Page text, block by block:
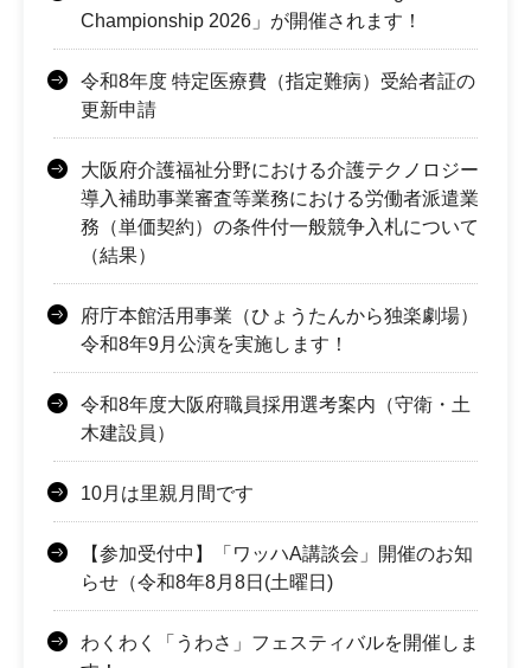
Championship 2026」が開催されます！
令和8年度 特定医療費（指定難病）受給者証の
更新申請
大阪府介護福祉分野における介護テクノロジー
導入補助事業審査等業務における労働者派遣業
務（単価契約）の条件付一般競争入札について
（結果）
府庁本館活用事業（ひょうたんから独楽劇場）
令和8年9月公演を実施します！
令和8年度大阪府職員採用選考案内（守衛・土
木建設員）
10月は里親月間です
【参加受付中】「ワッハA講談会」開催のお知
らせ（令和8年8月8日(土曜日)
わくわく「うわさ」フェスティバルを開催しま